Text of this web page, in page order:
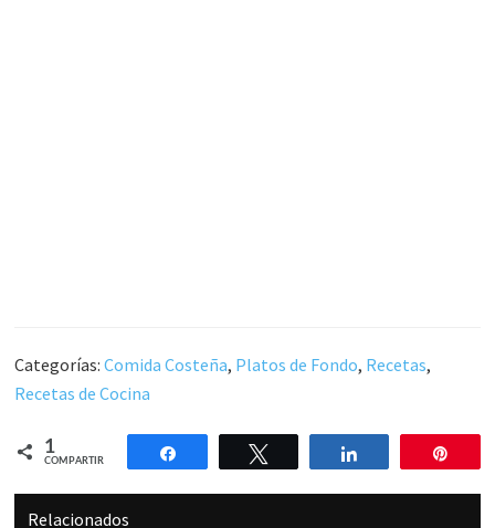
Categorías:Comida Costeña, Platos de Fondo, Recetas,
Recetas de Cocina
1
COMPARTIR
Compartir Compartir
Relacionados